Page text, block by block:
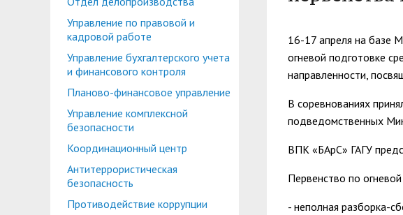
Планово-финансовое управление
Координационный центр
Противодействие коррупции
Охрана труда
Центр по информационной политике и связям с
Управление по административно-хозяйственной работе
Профком студентов и аспирантов
Лучшие студенты
Центр карьеры
Консультационный центр поддержки студентов
Учебно-тренинговый центр
Центр тестирования иностранных граждан по русскому языку
Центр русского языка как иностранного
Образовательный модуль «Обучение служением»
Управление по правовой и
кадровой работе
Управление бухгалтерского учета
и финансового контроля
Планово-финансовое управление
Управление комплексной
безопасности
Координационный центр
Антитеррористическая
безопасность
Противодействие коррупции
16-17 апреля на базе
огневой подготовке
направленности,
В соревнованиях
подведомственных
ВПК «БАрС» ГАГУ
Первенство по
- неполная разборка-